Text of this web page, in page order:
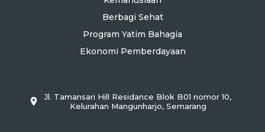
Berbagi Sehat
Program Yatim Bahagia
Ekonomi Pemberdayaan
Jl. Tamansari Hill Residance Blok B01 nomor 10,
Kelurahan Mangunharjo, Semarang